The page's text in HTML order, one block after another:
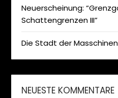
Neuerscheinung:
Schattengrenzen III”
Die Stadt der
NEUESTE KOMMENTARE